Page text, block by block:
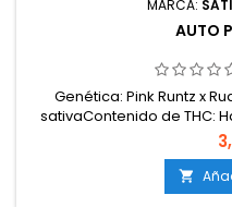
MARCA:
AUTO
Genética: Pink Runtz x
sativaContenido de THC:
semanas desde la
550 g/m²Producción en
120 cmAromas y
cremoso, con notas de
